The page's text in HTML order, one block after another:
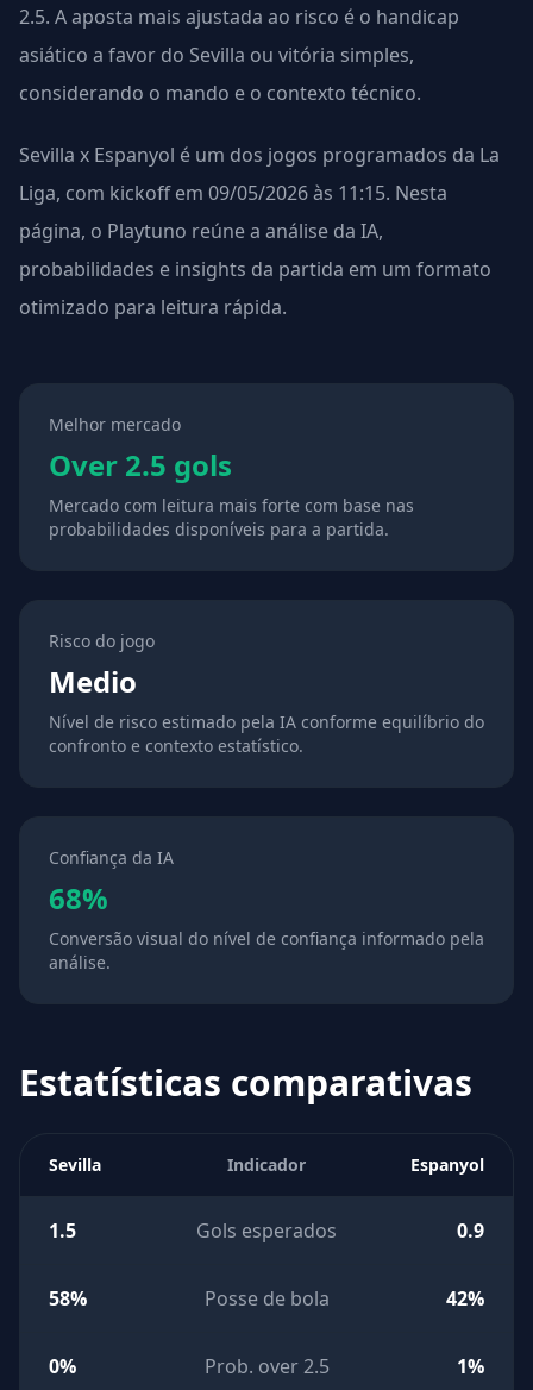
2.5. A aposta mais ajustada ao risco é o handicap
asiático a favor do Sevilla ou vitória simples,
considerando o mando e o contexto técnico.
Sevilla x Espanyol é um dos jogos programados da La
Liga, com kickoff em 09/05/2026 às 11:15. Nesta
página, o Playtuno reúne a análise da IA,
probabilidades e insights da partida em um formato
otimizado para leitura rápida.
Melhor mercado
Over 2.5 gols
Mercado com leitura mais forte com base nas
probabilidades disponíveis para a partida.
Risco do jogo
Medio
Nível de risco estimado pela IA conforme equilíbrio do
confronto e contexto estatístico.
Confiança da IA
68%
Conversão visual do nível de confiança informado pela
análise.
Estatísticas comparativas
Sevilla Indicador Espanyol
1.5 Gols esperados 0.9
58% Posse de bola 42%
0% Prob. over 2.5 1%